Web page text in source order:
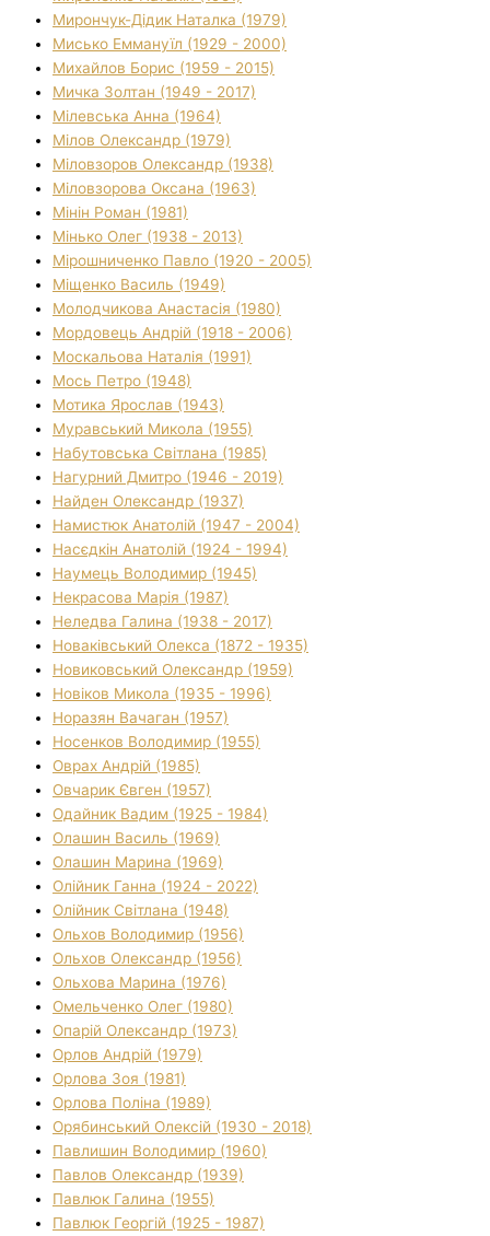
Мирончук-Дідик Наталка (1979)
Мисько Еммануїл (1929 - 2000)
Михайлов Борис (1959 - 2015)
Мичка Золтан (1949 - 2017)
Мілевська Анна (1964)
Мілов Олександр (1979)
Міловзоров Олександр (1938)
Міловзорова Оксана (1963)
Мінін Роман (1981)
Мінько Олег (1938 - 2013)
Мірошниченко Павло (1920 - 2005)
Міщенко Василь (1949)
Молодчикова Анастасія (1980)
Мордовець Андрій (1918 - 2006)
Москальова Наталія (1991)
Мось Петро (1948)
Мотика Ярослав (1943)
Муравський Микола (1955)
Набутовська Світлана (1985)
Нагурний Дмитро (1946 - 2019)
Найден Олександр (1937)
Намистюк Анатолій (1947 - 2004)
Насєдкін Анатолій (1924 - 1994)
Наумець Володимир (1945)
Некрасова Марія (1987)
Неледва Галина (1938 - 2017)
Новаківський Олекса (1872 - 1935)
Новиковський Олександр (1959)
Новіков Микола (1935 - 1996)
Норазян Вачаган (1957)
Носенков Володимир (1955)
Оврах Андрій (1985)
Овчарик Євген (1957)
Одайник Вадим (1925 - 1984)
Олашин Василь (1969)
Олашин Марина (1969)
Олійник Ганна (1924 - 2022)
Олійник Світлана (1948)
Ольхов Володимир (1956)
Ольхов Олександр (1956)
Ольхова Марина (1976)
Омельченко Олег (1980)
Опарій Олександр (1973)
Орлов Андрій (1979)
Орлова Зоя (1981)
Орлова Поліна (1989)
Орябинський Олексій (1930 - 2018)
Павлишин Володимир (1960)
Павлов Олександр (1939)
Павлюк Галина (1955)
Павлюк Георгій (1925 - 1987)